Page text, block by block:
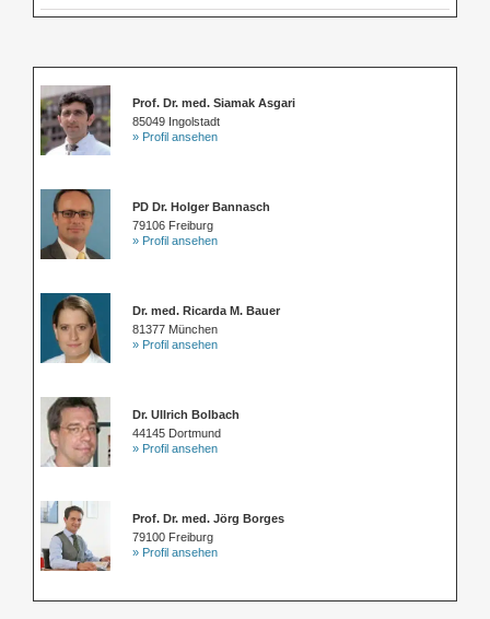
Prof. Dr. med. Siamak Asgari
85049 Ingolstadt
» Profil ansehen
PD Dr. Holger Bannasch
79106 Freiburg
» Profil ansehen
Dr. med. Ricarda M. Bauer
81377 München
» Profil ansehen
Dr. Ullrich Bolbach
44145 Dortmund
» Profil ansehen
Prof. Dr. med. Jörg Borges
79100 Freiburg
» Profil ansehen